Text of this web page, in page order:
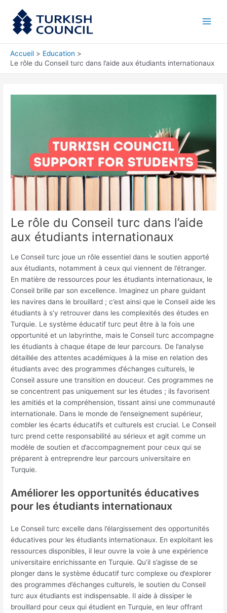
contenu
Accueil
Education
Le rôle du Conseil turc dans l’aide aux étudiants internationaux
Le rôle du Conseil turc dans l’aide
aux étudiants internationaux
Le Conseil turc joue un rôle essentiel dans le soutien apporté
aux étudiants, notamment à ceux qui viennent de l’étranger.
En matière de ressources pour les étudiants internationaux, le
Conseil brille par son excellence. Imaginez un phare guidant
les navires dans le brouillard ; c’est ainsi que le Conseil aide les
étudiants à s’y retrouver dans les complexités des études en
Turquie. Le système éducatif turc peut être à la fois une
opportunité et un labyrinthe, mais le Conseil turc accompagne
les étudiants à chaque étape de leur parcours. De l’analyse
détaillée des attentes académiques à la mise en relation des
étudiants avec des programmes d’échanges culturels, le
Conseil assure une transition en douceur. Ces programmes ne
se concentrent pas uniquement sur les études ; ils favorisent
les amitiés et la compréhension, tissant ainsi une communauté
internationale. Dans le monde de l’enseignement supérieur,
combler les écarts éducatifs et culturels est crucial. Le Conseil
turc prend cette responsabilité au sérieux et agit comme un
modèle de soutien et d’accompagnement pour ceux qui se
préparent à entreprendre leur parcours universitaire en
Turquie.
Améliorer les opportunités éducatives
pour les étudiants internationaux
Le Conseil turc excelle dans l’élargissement des opportunités
éducatives pour les étudiants internationaux. En exploitant les
ressources disponibles, il leur ouvre la voie à une expérience
universitaire enrichissante en Turquie. Qu’il s’agisse de se
plonger dans le système éducatif turc complexe ou d’explorer
des programmes d’échanges culturels, le soutien du Conseil
turc aux étudiants est indispensable. Il aide à dissiper le
brouillard pour ceux qui étudient en Turquie, en leur offrant